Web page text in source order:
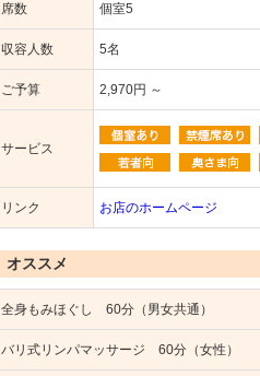
席数 個室5
収容人数 5名
ご予算 2,970円 ～
サービス
リンク お店のホームページ
オススメ
全身もみほぐし 60分（男女共通）
バリ式リンパマッサージ 60分（女性）